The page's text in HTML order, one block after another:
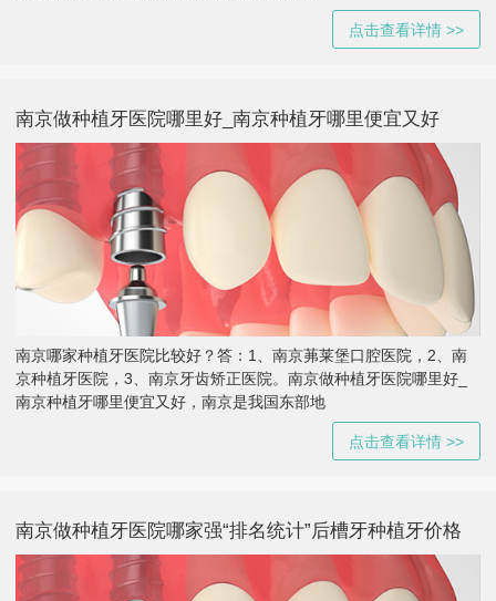
点击查看详情 >>
南京做种植牙医院哪里好_南京种植牙哪里便宜又好
南京哪家种植牙医院比较好？答：1、南京茀莱堡口腔医院，2、南
京种植牙医院，3、南京牙齿矫正医院。南京做种植牙医院哪里好_
南京种植牙哪里便宜又好，南京是我国东部地
点击查看详情 >>
南京做种植牙医院哪家强“排名统计”后槽牙种植牙价格